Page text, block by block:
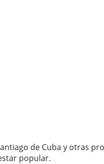
de Cuba y otras
popular.